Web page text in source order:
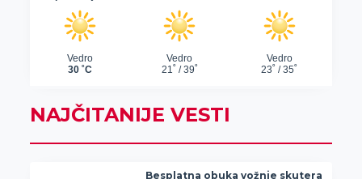
NAJČITANIJE VESTI
Besplatna obuka vožnje skutera